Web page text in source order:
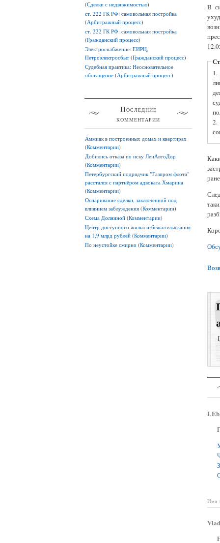
В
1.
2.
Имя
(Сделки с недвижимостью)
ст. 222 ГК РФ: самовольная постройка
(Арбитражный процесс)
ст. 222 ГК РФ: самовольная постройка
(Гражданский процесс)
Электроснабжение: ЕИРЦ,
Петроэлектросбыт (Гражданский процесс)
Судебная практика: Неосновательное
обогащение (Арбитражный процесс)
Последние
комментарии
Аммиак в построенных домах и квартирах
(Комментарии)
Добились отказа по иску ЛенАвтоДор
(Комментарии)
Петербургский подрядчик "Газпром флота"
расстался с партнёром адвоката Хмарина
(Комментарии)
Оспаривание сделки, заключенной под
влиянием заблуждения (Комментарии)
Схема Долниной (Комментарии)
Центр доступного жилья избежал взыскания
на 1,9 млрд рублей (Комментарии)
По неустойке смирно (Комментарии)